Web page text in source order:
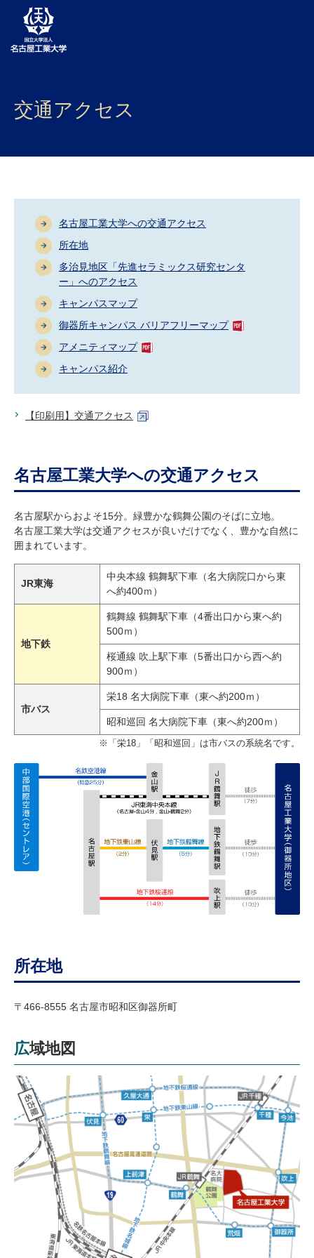
学部・大学院・センター
社会連携
国際交流
研究・教員Navi
受験生
交通アクセス
名古屋工業大学への交通アクセス
所在地
多治見地区「先進セラミックス研究センタ
ー」へのアクセス
キャンパスマップ
御器所キャンパス バリアフリーマップ
アメニティマップ
キャンパス紹介
【印刷用】交通アクセス
名古屋工業大学への交通アクセス
名古屋駅からおよそ15分。緑豊かな鶴舞公園のそばに立地。
名古屋工業大学は交通アクセスが良いだけでなく、豊かな自然に
囲まれています。
JR東海
中央本線 鶴舞駅下車（名大病院口から東
へ約400ｍ）
地下鉄
鶴舞線 鶴舞駅下車（4番出口から東へ約
500ｍ）
桜通線 吹上駅下車（5番出口から西へ約
900ｍ）
市バス
栄18 名大病院下車（東へ約200ｍ）
昭和巡回 名大病院下車（東へ約200ｍ）
※「栄18」「昭和巡回」は市バスの系統名です。
所在地
〒466-8555 名古屋市昭和区御器所町
広域地図